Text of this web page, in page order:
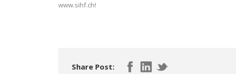
www.sihf.ch!
Share Post: